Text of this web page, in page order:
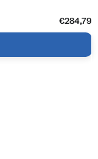
€284,79